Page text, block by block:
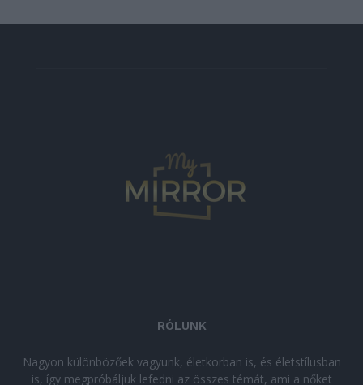
RÓLUNK
Nagyon különbözőek vagyunk, életkorban is, és életstílusban
is, így megpróbáljuk lefedni az összes témát, ami a nőket